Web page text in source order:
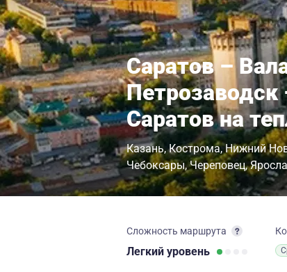
Саратов –
Саратов на
Казань Кострома Нижний
Чебоксары Череповец
Сложность маршрута
Легкий уровень